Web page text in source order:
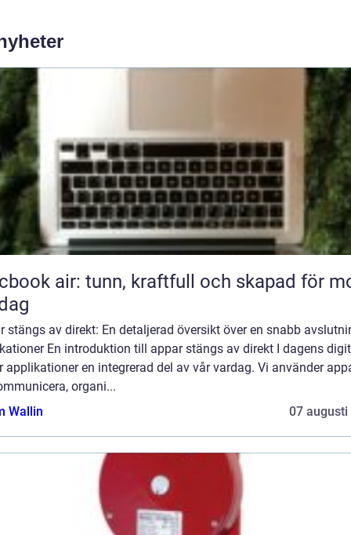
air: tunn, kraftfull och skapad för
stängs av direkt: En detaljerad översikt över en snabb
En introduktion till appar stängs av direkt I dagens
applikationer en integrerad del av vår vardag. Vi använder
organi...
Wallin
07 augusti